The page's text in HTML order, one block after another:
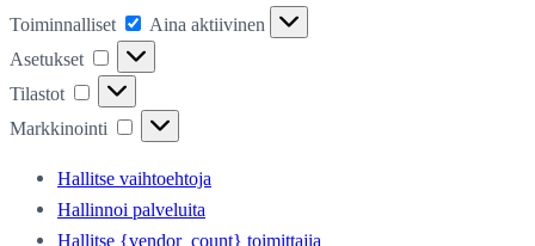
Toiminnalliset Toiminnalliset
Aina aktiivinen
Asetukset
Asetukset
Tilastot
Tilastot
Markkinointi
Markkinointi
Hallitse vaihtoehtoja
Hallinnoi palveluita
Hallitse {vendor_count} toimittajia